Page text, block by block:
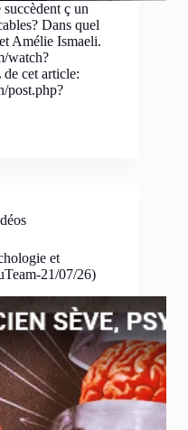
ç un
Dans quel
Amélie Ismaeli.
watch?
cet article:
post.php?
et
21/07/26)